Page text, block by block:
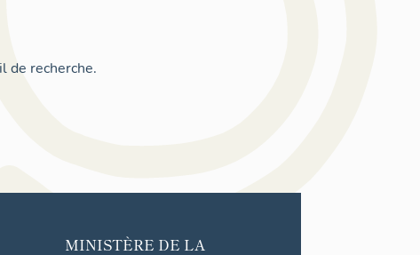
de recherche.
MINISTÈRE DE LA